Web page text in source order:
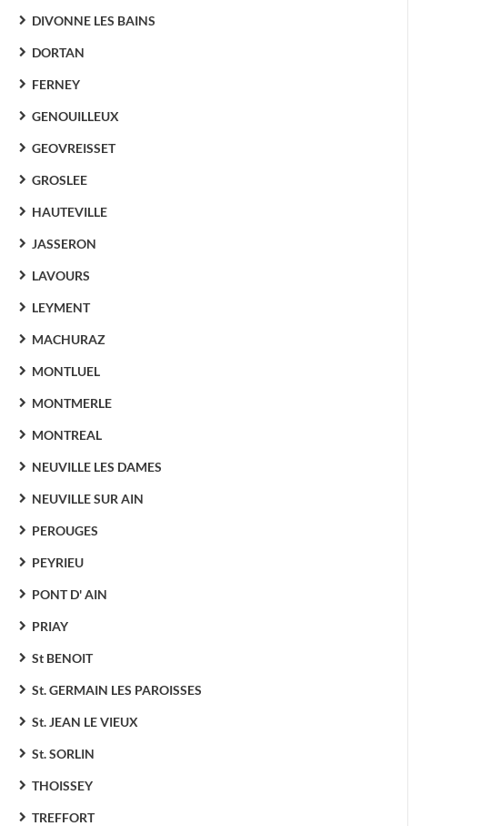
DIVONNE LES BAINS
DORTAN
FERNEY
GENOUILLEUX
GEOVREISSET
GROSLEE
HAUTEVILLE
JASSERON
LAVOURS
LEYMENT
MACHURAZ
MONTLUEL
MONTMERLE
MONTREAL
NEUVILLE LES DAMES
NEUVILLE SUR AIN
PEROUGES
PEYRIEU
PONT D' AIN
PRIAY
St BENOIT
St. GERMAIN LES PAROISSES
St. JEAN LE VIEUX
St. SORLIN
THOISSEY
TREFFORT